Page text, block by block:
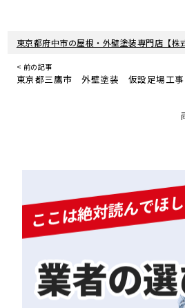
東京都府中市の屋根・外壁塗装専門店【株
< 前の記事
東京都三鷹市 外壁塗装 仮設足場工